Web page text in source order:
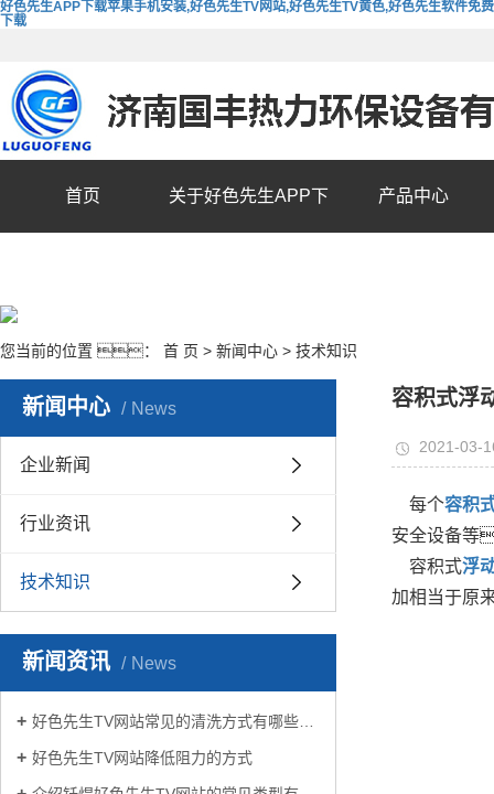
好色先生APP下载苹果手机安装,好色先生TV网站,好色先生TV黄色,好色先生软件免费
下载
首页 关于好色先生APP下 产品中心
您当前的位置 ： 首 页 > 新闻中心 > 技术知识
新闻中心 News
企业新闻
行业资讯
技术知识
新闻资讯 News
好色先生TV网站常见的清洗方式有哪些？
好色先生TV网站降低阻力的方式
容积式浮
2021-03-
每个容积
安全设备
容积式浮
加相当于原